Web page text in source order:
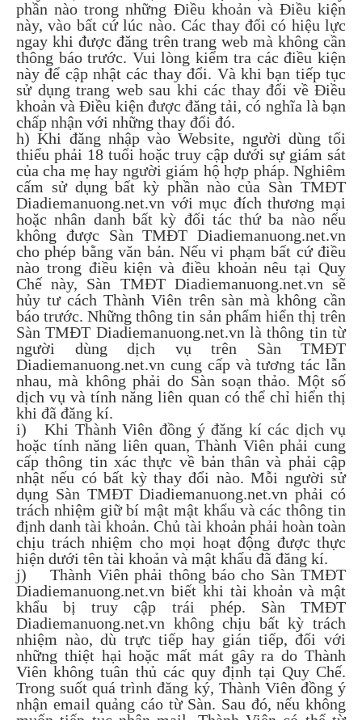
phần nào trong những Điều khoản và Điều kiện
này, vào bất cứ lúc nào. Các thay đổi có hiệu lực
ngay khi được đăng trên trang web mà không cần
thông báo trước. Vui lòng kiểm tra các điều kiện
này để cập nhật các thay đổi. Và khi bạn tiếp tục
sử dụng trang web sau khi các thay đổi về Điều
khoản và Điều kiện được đăng tải, có nghĩa là bạn
chấp nhận với những thay đổi đó.
h) Khi đăng nhập vào Website, người dùng tối
thiểu phải 18 tuổi hoặc truy cập dưới sự giám sát
của cha mẹ hay người giám hộ hợp pháp. Nghiêm
cấm sử dụng bất kỳ phần nào của Sàn TMĐT
Diadiemanuong.net.vn với mục đích thương mại
hoặc nhân danh bất kỳ đối tác thứ ba nào nếu
không được Sàn TMĐT Diadiemanuong.net.vn
cho phép bằng văn bản. Nếu vi phạm bất cứ điều
nào trong điều kiện và điều khoản nêu tại Quy
Chế này, Sàn TMĐT Diadiemanuong.net.vn sẽ
hủy tư cách Thành Viên trên sàn mà không cần
báo trước. Những thông tin sản phẩm hiển thị trên
Sàn TMĐT Diadiemanuong.net.vn là thông tin từ
người dùng dịch vụ trên Sàn TMĐT
Diadiemanuong.net.vn cung cấp và tương tác lẫn
nhau, mà không phải do Sàn soạn thảo. Một số
dịch vụ và tính năng liên quan có thể chỉ hiển thị
khi đã đăng kí.
i) Khi Thành Viên đồng ý đăng kí các dịch vụ
hoặc tính năng liên quan, Thành Viên phải cung
cấp thông tin xác thực về bản thân và phải cập
nhật nếu có bất kỳ thay đổi nào. Mỗi người sử
dụng Sàn TMĐT Diadiemanuong.net.vn phải có
trách nhiệm giữ bí mật mật khẩu và các thông tin
định danh tài khoản. Chủ tài khoản phải hoàn toàn
chịu trách nhiệm cho mọi hoạt động được thực
hiện dưới tên tài khoản và mật khẩu đã đăng kí.
j) Thành Viên phải thông báo cho Sàn TMĐT
Diadiemanuong.net.vn biết khi tài khoản và mật
khẩu bị truy cập trái phép. Sàn TMĐT
Diadiemanuong.net.vn không chịu bất kỳ trách
nhiệm nào, dù trực tiếp hay gián tiếp, đối với
những thiệt hại hoặc mất mát gây ra do Thành
Viên không tuân thủ các quy định tại Quy Chế.
Trong suốt quá trình đăng ký, Thành Viên đồng ý
nhận email quảng cáo từ Sàn. Sau đó, nếu không